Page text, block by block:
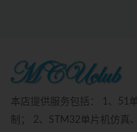
本店提供服务包括： 1、51
制； 2、STM32单片机仿真